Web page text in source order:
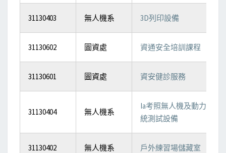
31130403 無人機系 3D列印設備
31130602 圖資處 資通安全培訓課程
31130601 圖資處 資安健診服務
31130404 無人機系
Ia考照無人機及動力系
統測試設備
31130402 無人機系 戶外練習場儲藏室